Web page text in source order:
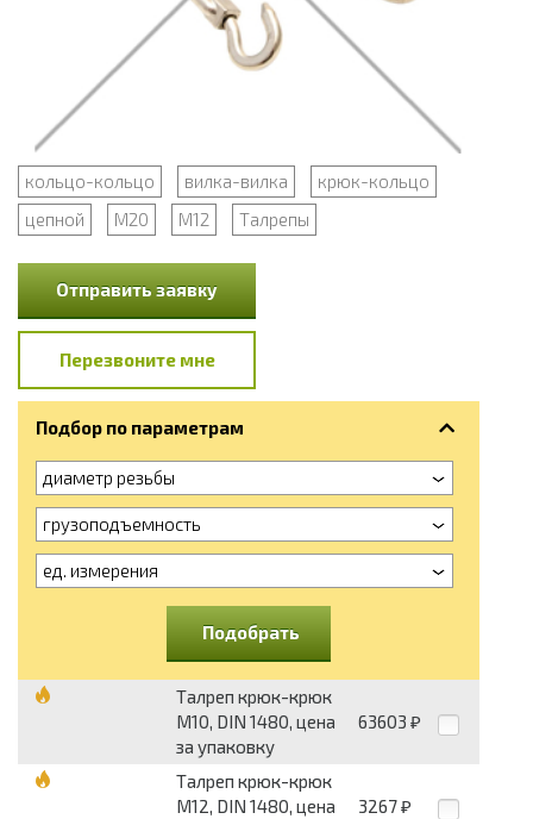
кольцо-кольцо вилка-вилка
крюк-кольцо
цепной
М20 М12 Талрепы
Отправить заявку
Перезвоните мне
Подбор по параметрам
диаметр резьбы
грузоподъемность
ед. измерения
Подобрать
Талреп крюк-крюк
М10, DIN 1480, цена
за упаковку
63603 ₽
Талреп крюк-крюк
М12, DIN 1480, цена
3267 ₽